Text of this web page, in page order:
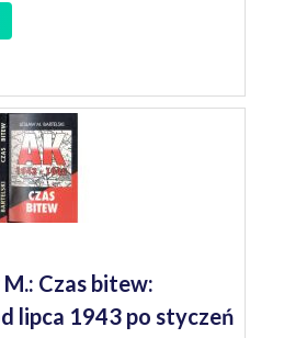
Czas bitew:
lipca 1943 po styczeń